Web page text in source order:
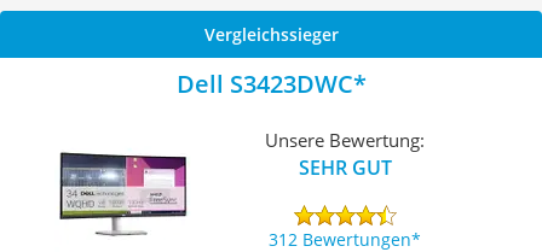
Vergleichssieger
Dell S3423DWC
Unsere Bewertung:
SEHR GUT
312 Bewertungen